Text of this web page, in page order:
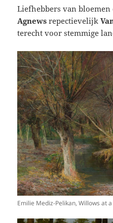
Liefhebbers van
Agnews repectievelijk
terecht voor stemmige
Emilie Mediz-Pelikan, Willows at